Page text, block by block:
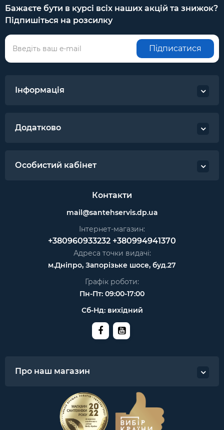
Бажаєте бути в курсі всіх наших акцій та знижок?
Підпишіться на розсилку
Підписатися
Інформація
Додатково
Особистий кабінет
Контакти
mail@santehservis.dp.ua
Інтернет-магазин:
+380960933232 +380994941370
Адреса точки видачі:
м.Дніпро, Запорізьке шосе, буд.27
Графік роботи:
Пн-Пт: 09:00-17:00
Сб-Нд: вихідний
Про наш магазин